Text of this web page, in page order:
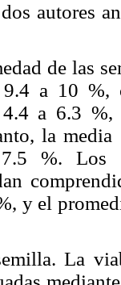
autores
de las
9.4 a 10
4.4 a 6.3
la media
%. Los
y el
La